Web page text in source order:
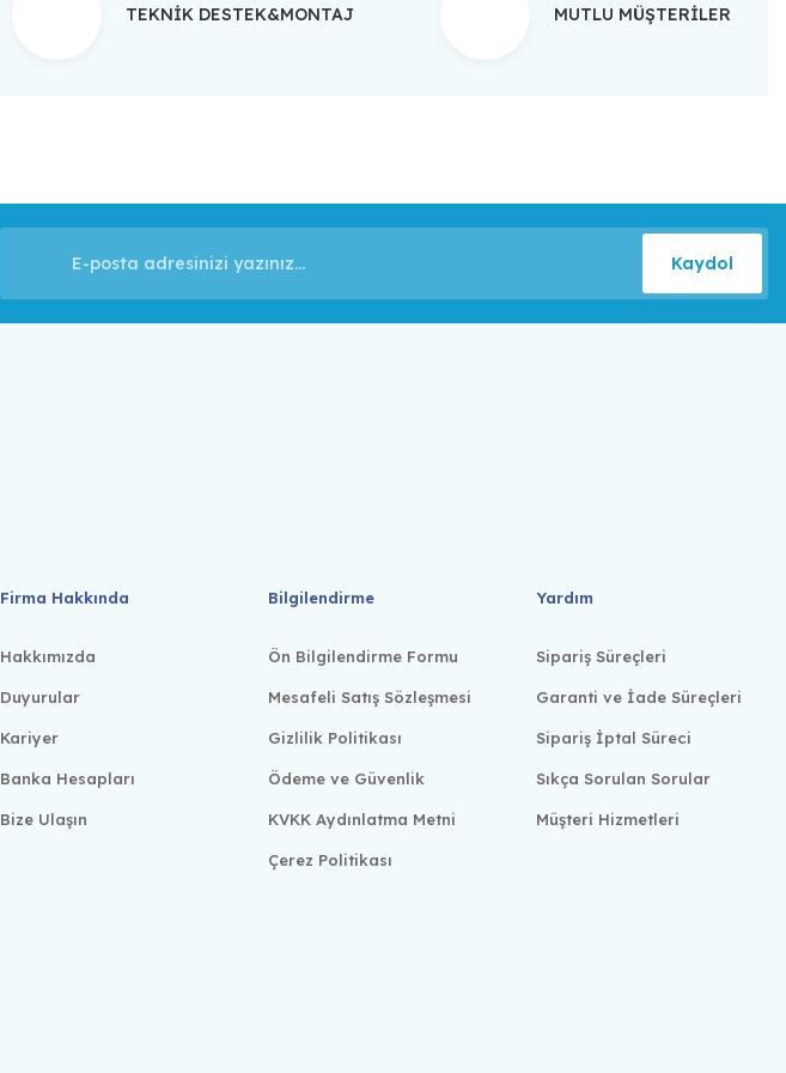
TEKNİK DESTEK&MONTAJ MUTLU MÜŞTERİLER
Kaydol
Firma Hakkında
Hakkımızda
Duyurular
Kariyer
Banka Hesapları
Bize Ulaşın
Bilgilendirme
Ön Bilgilendirme Formu
Mesafeli Satış Sözleşmesi
Gizlilik Politikası
Ödeme ve Güvenlik
KVKK Aydınlatma Metni
Çerez Politikası
Yardım
Sipariş Süreçleri
Garanti ve İade Süreçleri
Sipariş İptal Süreci
Sıkça Sorulan Sorular
Müşteri Hizmetleri